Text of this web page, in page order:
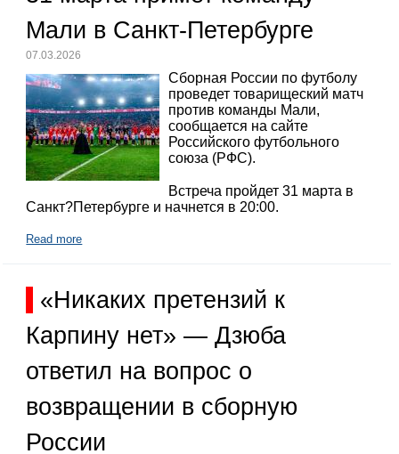
Мали в Санкт-Петербурге
07.03.2026
Сборная России по футболу
проведет товарищеский матч
против команды Мали,
сообщается на сайте
Российского футбольного
союза (РФС).
Встреча пройдет 31 марта в
Санкт?Петербурге и начнется в 20:00.
Read more
«Никаких претензий к
Карпину нет» — Дзюба
ответил на вопрос о
возвращении в сборную
России